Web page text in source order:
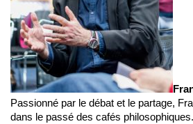
Passionné par le débat et le partage,
dans le passé des cafés